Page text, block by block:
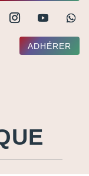
ADHÉRER